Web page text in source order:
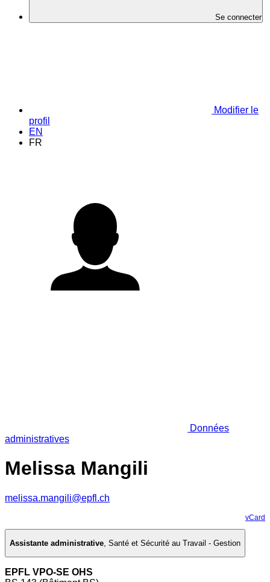
Se connecter
Modifier le
profil
EN
FR
Données
administratives
Melissa Mangili
melissa.mangili@epfl.ch
vCard
Assistante administrative, Santé et Sécurité au Travail - Gestion
EPFL VPO-SE OHS